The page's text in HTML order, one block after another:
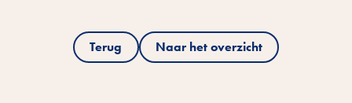
Terug Naar het overzicht